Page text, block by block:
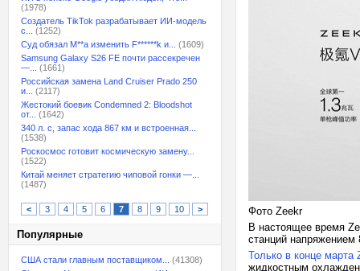
(1978)
Создатель TikTok разрабатывает ИИ-модель
с...
(1252)
Суд обязал M**a изменить F******k и...
(1609)
Samsung Galaxy S26 FE почти рассекречен
—...
(1661)
Российская замена Land Cruiser Prado 250
и...
(2117)
Жестокий боевик Condemned 2: Bloodshot
от...
(1642)
340 л. с, запас хода 867 км и встроенная...
(1538)
Роскосмос готовит космическую замену...
(1522)
Китай меняет стратегию чиповой гонки —...
(1487)
< 3 4 5 6 7 8 9 10 >
Популярные
США стали главным поставщиком...
(41308)
Фото Zeekr
В настоящее время
станций напряжением
Только в конце марта
жидкостным